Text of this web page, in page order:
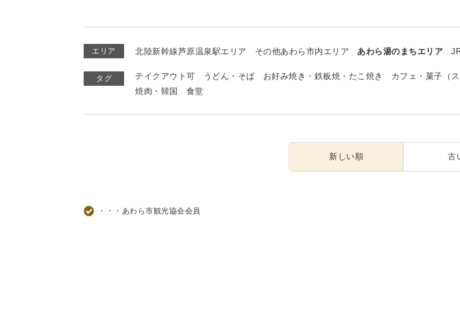
エリア 北陸新幹線芦原温泉駅エリア その他あわら市内エリア あわら湯のまちエリア
タグ テイクアウト可 うどん・そば お好み焼き・鉄板焼・たこ焼き カフェ・菓子（ス
焼肉・韓国
食堂
新しい順 古
・・・あわら市観光協会会員